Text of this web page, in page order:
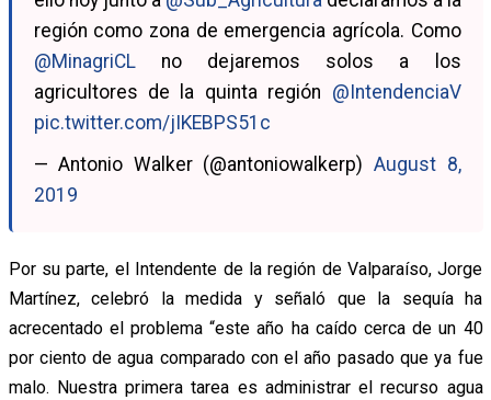
región como zona de emergencia agrícola. Como
@MinagriCLno dejaremos solos a los
agricultores de la quinta región @IntendenciaV
pic.twitter.com/jIKEBPS51c
— Antonio Walker (@antoniowalkerp) August 8,
2019
Por su parte, el Intendente de la región de Valparaíso, Jorge
Martínez, celebró la medida y señaló que la sequía ha
acrecentado el problema “este año ha caído cerca de un 40
por ciento de agua comparado con el año pasado que ya fue
malo. Nuestra primera tarea es administrar el recurso agua